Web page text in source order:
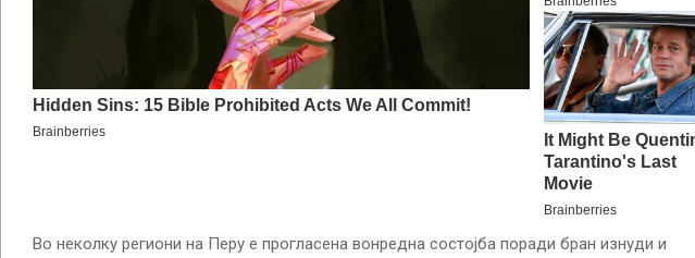
Во неколку региони на Перу е прогласена вонредна состојба поради бран изнуди и